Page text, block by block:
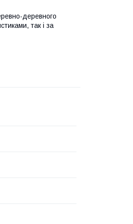
деревного
так і за